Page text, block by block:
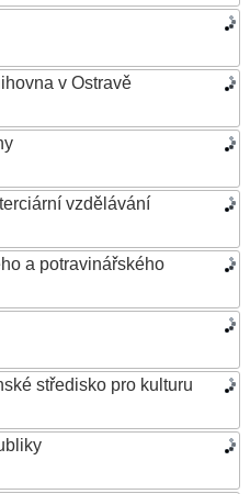
v Ostravě
vzdělávání
a potravinářského
středisko pro kulturu